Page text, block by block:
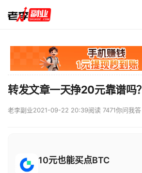
转发文章一天挣20元靠谱吗？
老李副业2021-09-22 20:39阅读 7471你问我答
10元也能买点BTC